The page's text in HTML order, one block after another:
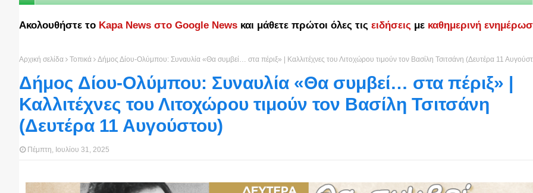
Ακολουθήστε το Kapa News στο Google News και μάθετε πρώτοι όλες τις ειδήσεις με καθημερινή
Αρχική σελίδα Τοπικά Δήμος Δίου-Ολύμπου: Συναυλία «Θα συμβεί… στα πέριξ» | Καλλιτέχνες του Λιτοχώρου τιμούν τον Βασίλη Τσιτσάνη (Δευτέρα 11
Δήμος Δίου-Ολύμπου: Συναυλία «Θα συμβεί… στα πέριξ» |
Καλλιτέχνες του Λιτοχώρου τιμούν τον Βασίλη Τσιτσάνη
(Δευτέρα 11 Αυγούστου)
Πέμπτη, Ιουλίου 31, 2025